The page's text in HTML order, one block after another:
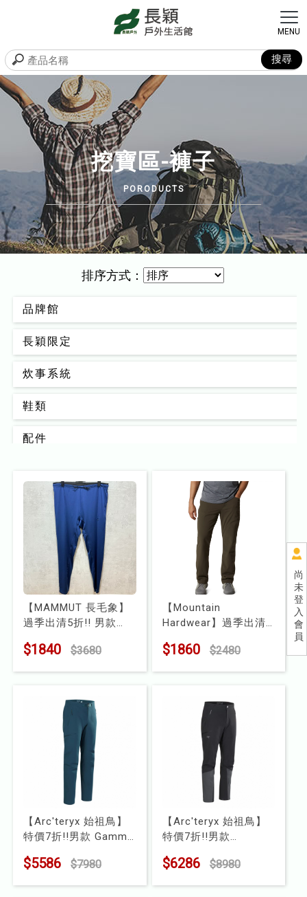
尚
未
登
入
會
員
挖寶區-褲子
排序方式：
品牌館
長穎限定
炊事系統
鞋類
配件
男款
睡眠系統
器材裝備
兒童
水上配件
⭐長毛象-過季出清75折⭐
【MAMMUT 長毛象】
過季出清5折!! 男款
型號 : MK300560
$1840 $3680
【Mountain
Hardwear】過季出清
雙層內刷毛禦寒軟殼登
$1860 $2480
【Arc'teryx 始祖鳥】
特價7折!!男款 Gamma
型號 : X000009532
$5586 $7980
【Arc'teryx 始祖鳥】
特價7折!!男款
型號 : X000009527
$6286 $8980